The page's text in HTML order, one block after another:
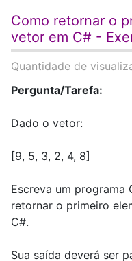
Como retornar o
vetor em C# -
Quantidade de
Pergunta/Tarefa:
Dado o vetor:
[9, 5, 3, 2, 4, 8]
Escreva um programa
retornar o primeiro
C#.
Sua saída deverá ser